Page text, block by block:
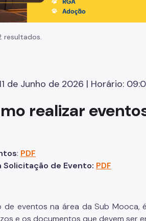
resultados.
de Junho de 2026 | Horário:
realizar
: PDF
Solicitação de Evento: PDF
de eventos na área da Sub Mooca,
e os documentos que devem ser